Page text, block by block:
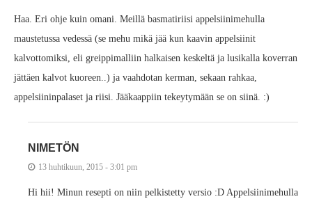
Haa. Eri ohje kuin omani. Meillä basmatiriisi appelsiinimehulla
maustetussa vedessä (se mehu mikä jää kun kaavin appelsiinit
kalvottomiksi, eli greippimalliin halkaisen keskeltä ja lusikalla koverran
jättäen kalvot kuoreen..) ja vaahdotan kerman, sekaan rahkaa,
appelsiininpalaset ja riisi. Jääkaappiin tekeytymään se on siinä. :)
NIMETÖN
13 huhtikuun, 2015 - 3:01 pm
Hi hii! Minun resepti on niin pelkistetty versio :D Appelsiinimehulla